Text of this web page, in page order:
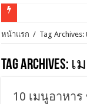
หน้าแรก / Tag
Tag Archives: เ
10 เมนูอาหา